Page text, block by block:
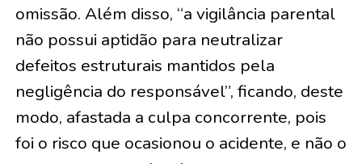
omissão. Além disso, “a vigilância parental
não possui aptidão para neutralizar
defeitos estruturais mantidos pela
negligência do responsável”, ficando, deste
modo, afastada a culpa concorrente, pois
foi o risco que ocasionou o acidente, e não o